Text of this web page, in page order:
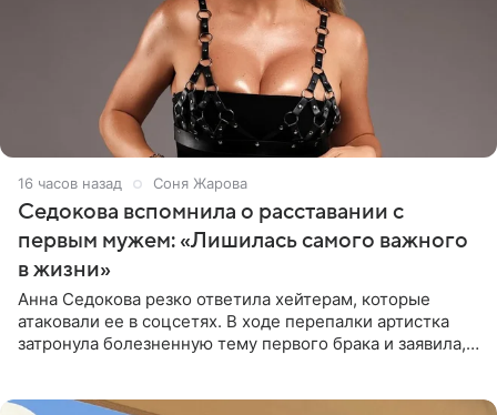
16 часов назад Соня Жарова
Седокова вспомнила о расставании с
первым мужем: «Лишилась самого важного
в жизни»
Анна Седокова резко ответила хейтерам, которые
атаковали ее в соцсетях. В ходе перепалки артистка
затронула болезненную тему первого брака и заявила,